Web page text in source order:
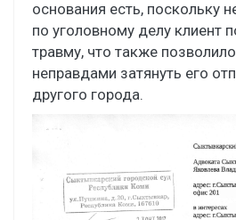
основания есть, поскольку
по уголовному делу клиент
травму, что также
неправдами затянуть его
другого города.